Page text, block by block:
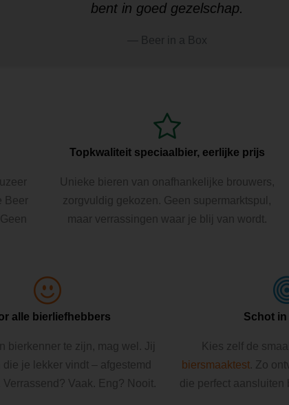
bent in goed gezelschap.
Beer in a Box
Beer
Topkwaliteit speciaalbier, eerlijke prijs
Unieke bieren van onafhankelijke brouwers,
zorgvuldig gekozen. Geen supermarktspul,
maar verrassingen waar je blij van wordt.
alle bierliefhebbers
bierkenner te zijn, mag wel. Jij
die je lekker vindt – afgestemd
Verrassend? Vaak. Eng? Nooit.
Schot
Kies zelf de
biersmaaktest. Zo
die perfect aansluiten